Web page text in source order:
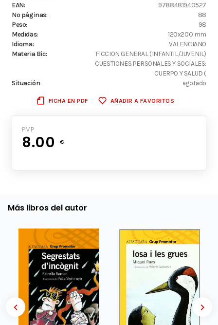
EAN:
9788481940527
Nº páginas:
88
Peso:
98
Medidas:
120x200 mm
Idioma:
VALENCIANO
Materia Bic:
FICCION GENERAL (INFANTIL/JUVENIL)
CUESTIONES PERSONALES Y SOCIALES:
CUERPO Y SALUD (
Situación
agotado
FICHA EN PDF AÑADIR A FAVORITOS
PVP
8.00 €
Más libros del autor